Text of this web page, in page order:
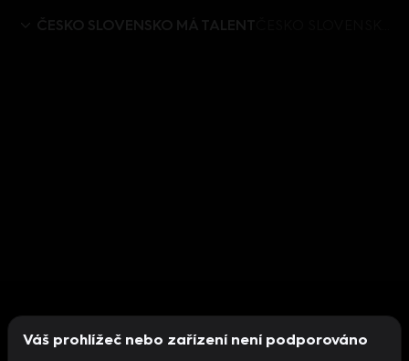
ČESKO SLOVENSKO MÁ TALENT
Váš prohlížeč nebo zařízení není podporováno